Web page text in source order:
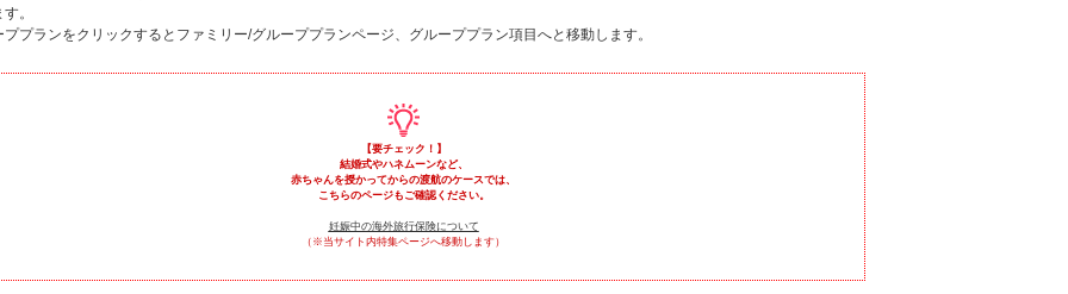
。
プランをクリックするとファミリー/グループプランページ、グループプラン項目へと移動します。
【要チェック！】
結婚式やハネムーンなど、
赤ちゃんを授かってからの渡航のケースでは、
こちらのページもご確認ください。
妊娠中の海外旅行保険について
（※当サイト内特集ページへ移動します）